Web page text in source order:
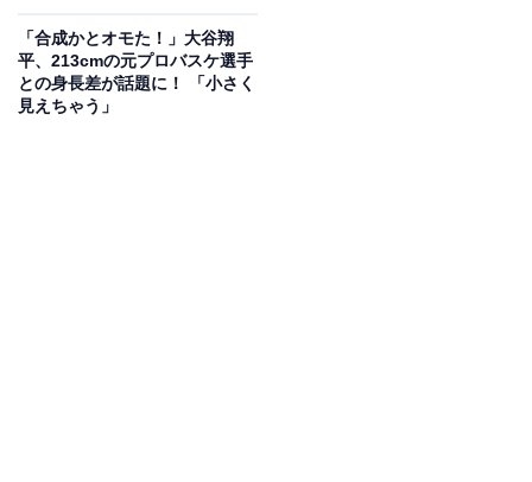
「合成かとオモた！」大谷翔
平、213cmの元プロバスケ選手
との身長差が話題に！ 「小さく
見えちゃう」